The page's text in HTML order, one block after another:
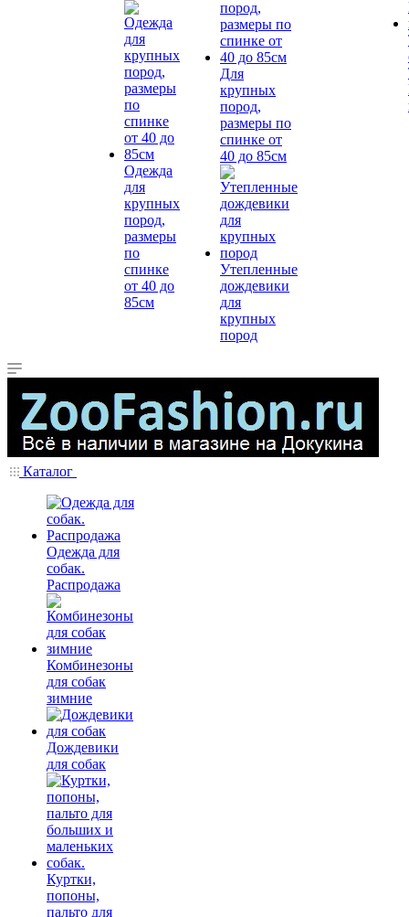
Одежда
для
крупных
пород,
размеры
по
спинке
от 40 до
85см
Для
крупных
пород,
размеры по
спинке от
40 до 85см
Утепленные
дождевики
для
крупных
пород
Каталог
Одежда для
собак.
Распродажа
Комбинезоны
для собак
зимние
Дождевики
для собак
Куртки,
попоны,
пальто для